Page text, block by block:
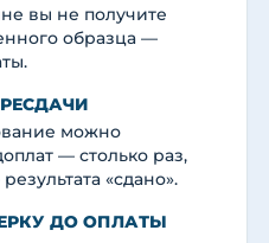
вы не получите
образца —
можно
— столько раз,
«сдано».
ДО ОПЛАТЫ